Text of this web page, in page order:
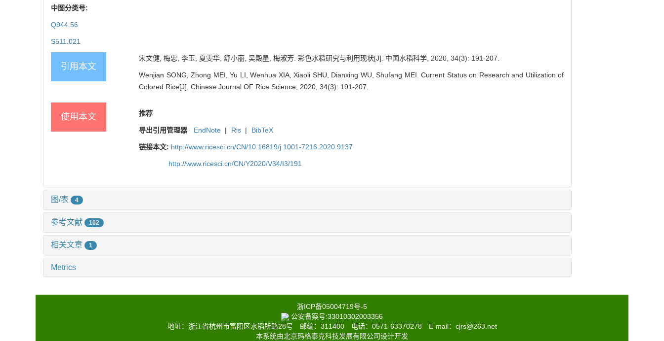
中图分类号:
Q944.56
S511.021
引用本文
宋文健, 梅忠, 李玉, 夏雯华, 舒小丽, 吴殿星, 梅淑芳. 彩色水稻研究与利用现状[J]. 中国水稻科学, 2020, 34(3): 191-207.
Wenjian SONG, Zhong MEI, Yu LI, Wenhua XIA, Xiaoli SHU, Dianxing WU, Shufang MEI. Current Status on Research and Utilization of
Colored Rice[J]. Chinese Journal OF Rice Science, 2020, 34(3): 191-207.
使用本文 推荐
导出引用管理器 EndNote | Ris | BibTeX
链接本文: http://www.ricesci.cn/CN/10.16819/j.1001-7216.2020.9137
http://www.ricesci.cn/CN/Y2020/V34/I3/191
图/表 4
参考文献 102
相关文章 1
Metrics
浙ICP备05004719号-5
公安备案号:33010302003356
地址：浙江省杭州市富阳区水稻所路28号 邮编：311400 电话：0571-63370278 E-mail： cjrs@263.net
本系统由北京玛格泰克科技发展有限公司设计开发